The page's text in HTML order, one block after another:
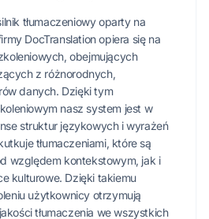
tłumaczeniowy oparty na
DocTranslation opiera się na
obejmujących
z różnorodnych,
danych. Dzięki tym
nasz system jest w
struktur językowych i wyrażeń
tłumaczeniami, które są
względem kontekstowym, jak i
kulturowe. Dzięki takiemu
użytkownicy otrzymują
tłumaczenia we wszystkich